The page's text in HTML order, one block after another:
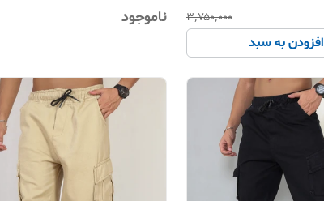
۳٬۷۵۰٬۰۰۰
افزودن به سبد
ناموجود